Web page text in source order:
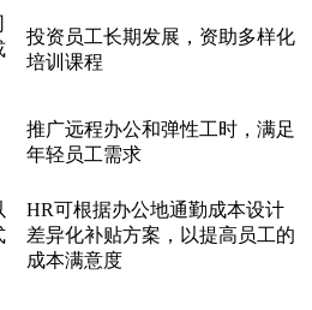
投资员工长期发展，资助多样化
培训课程
推广远程办公和弹性工时，满足
年轻员工需求
HR可根据办公地通勤成本设计
差异化补贴方案，以提高员工的
成本满意度